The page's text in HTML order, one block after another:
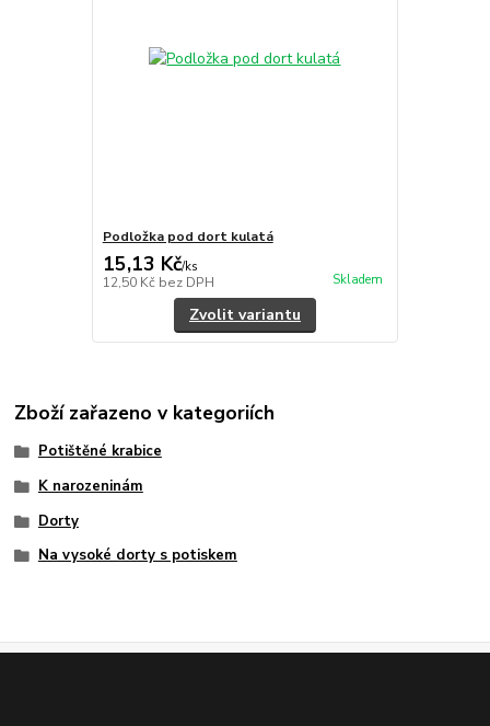
Podložka pod dort kulatá
15,13 Kč/ks
12,50 Kč bez DPH Skladem
Zvolit variantu
Zboží zařazeno v kategoriích
Potištěné krabice
K narozeninám
Dorty
Na vysoké dorty s potiskem